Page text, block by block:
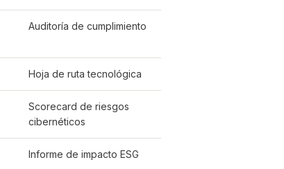
Auditoría de cumplimiento
Hoja de ruta tecnológica
Scorecard de riesgos
cibernéticos
Informe de impacto ESG